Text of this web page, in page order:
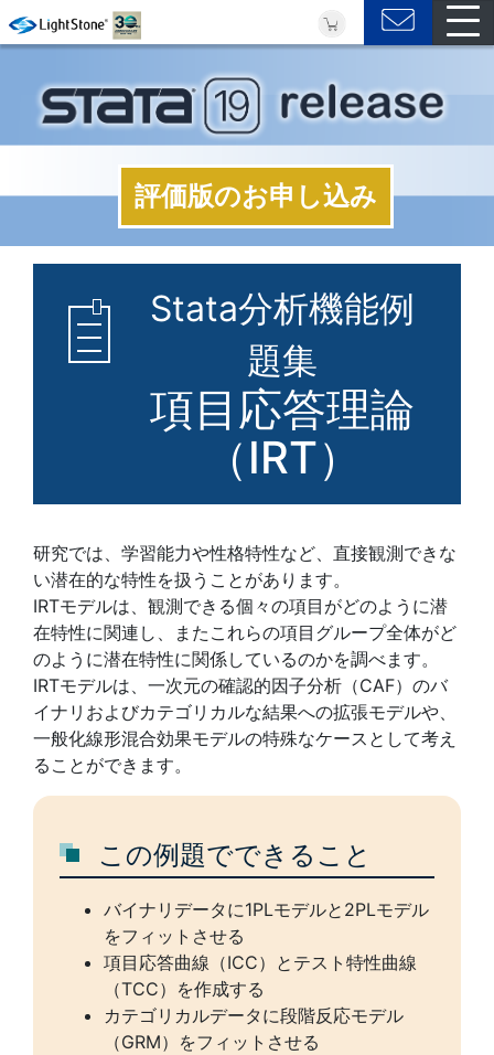
評価版のお申し込み
Stata分析機能例
題集
項目応答理論
（IRT）
研究では、学習能力や性格特性など、直接観測できな
い潜在的な特性を扱うことがあります。
IRTモデルは、観測できる個々の項目がどのように潜
在特性に関連し、またこれらの項目グループ全体がど
のように潜在特性に関係しているのかを調べます。
IRTモデルは、一次元の確認的因子分析（CAF）のバ
イナリおよびカテゴリカルな結果への拡張モデルや、
一般化線形混合効果モデルの特殊なケースとして考え
ることができます。
この例題でできること
バイナリデータに1PLモデルと2PLモデル
をフィットさせる
項目応答曲線（ICC）とテスト特性曲線
（TCC）を作成する
カテゴリカルデータに段階反応モデル
（GRM）をフィットさせる